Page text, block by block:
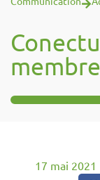
membre
17 mai 2021